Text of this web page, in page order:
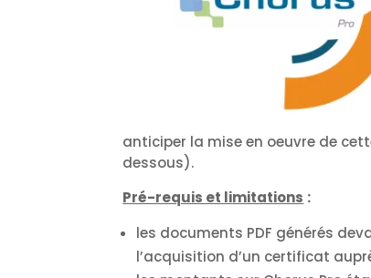
anticiper la mise en oeuvre de
dessous).
Pré-requis et limitations :
les documents PDF générés
l’acquisition d’un certificat